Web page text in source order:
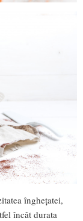
înghețatei,
încât durata